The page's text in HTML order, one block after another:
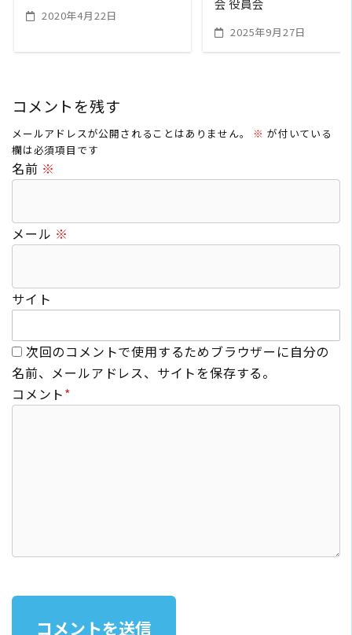
2020年4月22日
会 役員会
2025年9月27日
コメントを残す
メールアドレスが公開されることはありません。 ※ が付いている
欄は必須項目です
名前 ※
メール ※
サイト
次回のコメントで使用するためブラウザーに自分の
名前、メールアドレス、サイトを保存する。
コメント*